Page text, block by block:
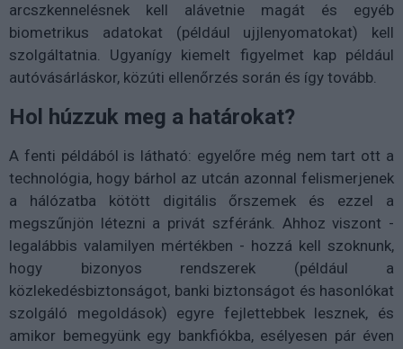
arcszkennelésnek kell alávetnie magát és egyéb
biometrikus adatokat (például ujjlenyomatokat) kell
szolgáltatnia. Ugyanígy kiemelt figyelmet kap például
autóvásárláskor, közúti ellenőrzés során és így tovább.
Hol húzzuk meg a határokat?
A fenti példából is látható: egyelőre még nem tart ott a
technológia, hogy bárhol az utcán azonnal felismerjenek
a hálózatba kötött digitális őrszemek és ezzel a
megszűnjön létezni a privát szféránk. Ahhoz viszont -
legalábbis valamilyen mértékben - hozzá kell szoknunk,
hogy bizonyos rendszerek (például a
közlekedésbiztonságot, banki biztonságot és hasonlókat
szolgáló megoldások) egyre fejlettebbek lesznek, és
amikor bemegyünk egy bankfiókba, esélyesen pár éven